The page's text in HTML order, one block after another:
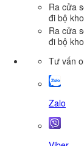
Ra cửa
đi bộ
Ra cửa
đi bộ
Tư vấn
Zalo